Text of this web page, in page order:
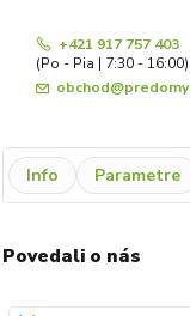
+421 917 757 403
(Po - Pia | 7:30 - 16:00)
Info Parametre
Povedali o nás